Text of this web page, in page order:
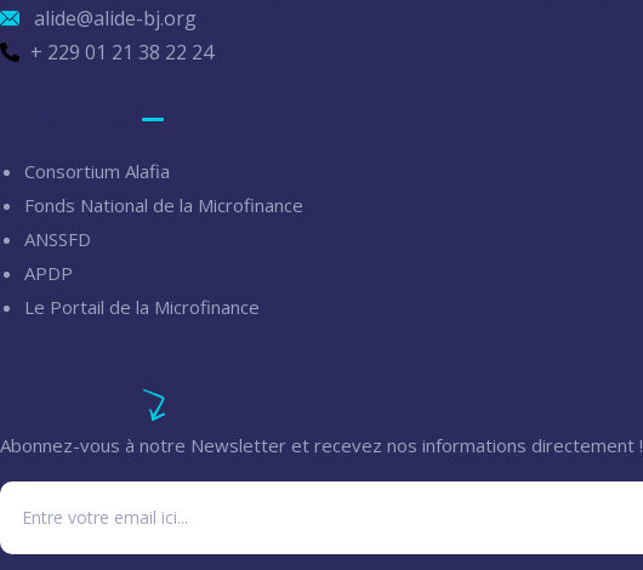
alide@alide-bj.org
+ 229 01 21 38 22 24
Consortium Alafia
Fonds National de la Microfinance
ANSSFD
APDP
Le Portail de la Microfinance
Abonnez-vous à notre Newsletter et recevez nos informations directement !